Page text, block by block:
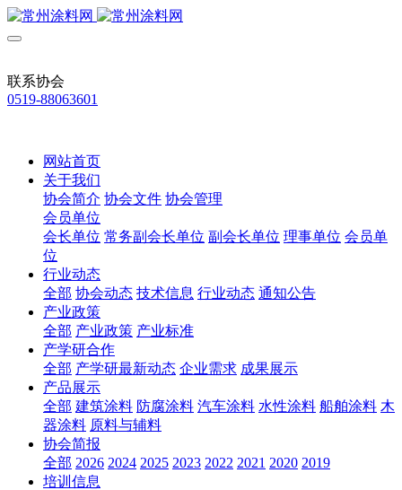
联系协会
0519-88063601
网站首页
关于我们
协会简介 协会文件 协会管理
会员单位
会长单位 常务副会长单位 副会长单位 理事单位 会员单
位
行业动态
全部 协会动态 技术信息 行业动态 通知公告
产业政策
全部 产业政策 产业标准
产学研合作
全部 产学研最新动态 企业需求 成果展示
产品展示
全部 建筑涂料 防腐涂料 汽车涂料 水性涂料 船舶涂料 木
器涂料 原料与辅料
协会简报
全部 2026 2024 2025 2023 2022 2021 2020 2019
培训信息